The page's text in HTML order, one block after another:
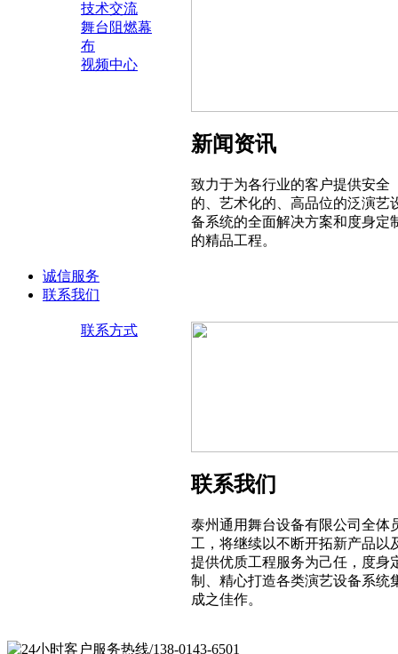
技术交流
舞台阻燃幕
布
视频中心
新闻资讯
致力于为各行业的客户提供安全
的、艺术化的、高品位的泛演艺
备系统的全面解决方案和度身定
的精品工程。
诚信服务
联系我们
联系方式
联系我们
泰州通用舞台设备有限公司全体
工，将继续以不断开拓新产品以
提供优质工程服务为己任，度身
制、精心打造各类演艺设备系统
成之佳作。